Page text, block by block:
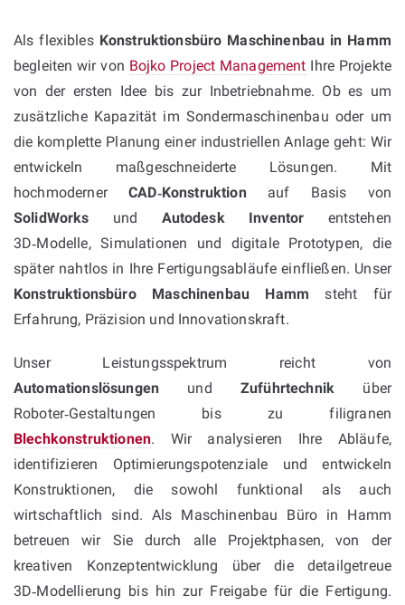
Als flexibles Konstruktionsbüro Maschinenbau in Hamm
begleiten wir von Bojko Project Management Ihre Projekte
von der ersten Idee bis zur Inbetriebnahme. Ob es um
zusätzliche Kapazität im Sondermaschinenbau oder um
die komplette Planung einer industriellen Anlage geht: Wir
entwickeln maßgeschneiderte Lösungen. Mit
hochmodernerCAD‑Konstruktionauf Basis von
SolidWorks und Autodesk Inventor entstehen
3D‑Modelle, Simulationen und digitale Prototypen, die
später nahtlos in Ihre Fertigungsabläufe einfließen. Unser
Konstruktionsbüro Maschinenbau Hamm steht für
Erfahrung, Präzision und Innovationskraft.
Unser Leistungsspektrum reicht von
Automationslösungen undZuführtechnik über
Roboter‑Gestaltungen bis zu filigranen
Blechkonstruktionen. Wir analysieren Ihre Abläufe,
identifizieren Optimierungspotenziale und entwickeln
Konstruktionen, die sowohl funktional als auch
wirtschaftlich sind. Als Maschinenbau Büro in Hamm
betreuen wir Sie durch alle Projektphasen, von der
kreativen Konzeptentwicklung über die detailgetreue
3D‑Modellierung bis hin zur Freigabe für die Fertigung.